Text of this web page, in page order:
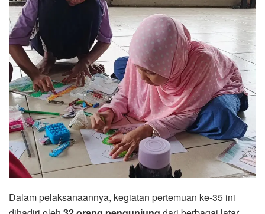
Dalam pelaksanaannya, kegiatan pertemuan ke-35 ini